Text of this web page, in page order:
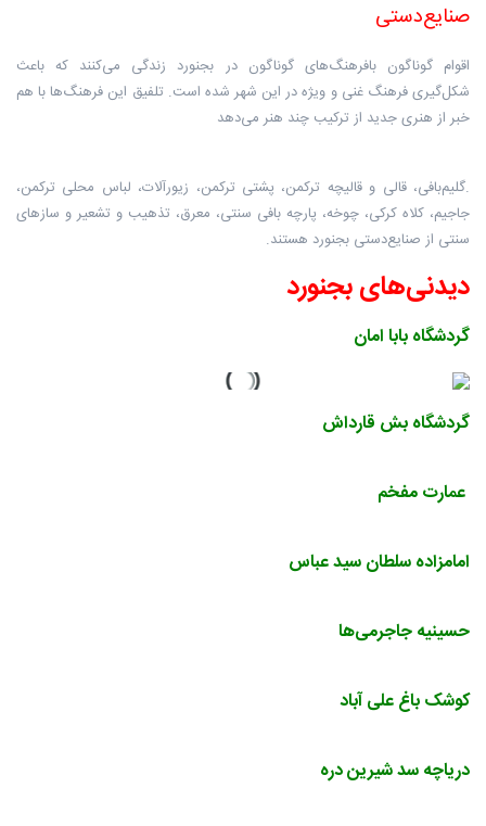
صنایع‌دستی
اقوام گوناگون بافرهنگ‌های گوناگون در بجنورد زندگی می‌کنند که باعث
شکل‌گیری فرهنگ غنی و ویژه در این شهر شده است. تلفیق این فرهنگ‌ها با هم
خبر از هنری جدید از ترکیب چند هنر می‌دهد
.گلیم‌بافی، قالی و قالیچه ترکمن، پشتی ترکمن، زیورآلات، لباس محلی ترکمن،
جاجیم، کلاه کرکی، چوخه، پارچه بافی سنتی، معرق، تذهیب و تشعیر و سازهای
سنتی از صنایع‌دستی بجنورد هستند.
دیدنی‌های بجنورد
گردشگاه بابا امان
گردشگاه بش‌ قارداش
عمارت مفخم
امامزاده سلطان سید عباس
حسینیه جاجرمی‌ها
کوشک باغ علی آباد
دریاچه سد شیرین دره